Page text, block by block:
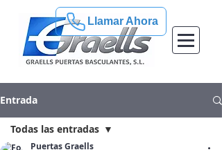
Llamar Ahora
Entrada
Todas las entradas
Puertas Graells